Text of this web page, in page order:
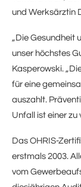
und Werksärztin
„Die Gesundheit
unser höchstes
Kasperowski.
für eine
auszahlt.
Unfall ist einer zu
Das OHRIS-
erstmals 2003.
vom